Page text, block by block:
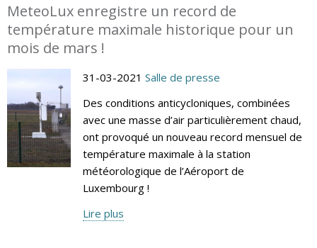
MeteoLux enregistre un record de
température maximale historique pour un
mois de mars !
31-03-2021 Salle de presse
Des conditions anticycloniques, combinées
avec une masse d’air particulièrement chaud,
ont provoqué un nouveau record mensuel de
température maximale à la station
météorologique de l’Aéroport de
Luxembourg !
Lire plus